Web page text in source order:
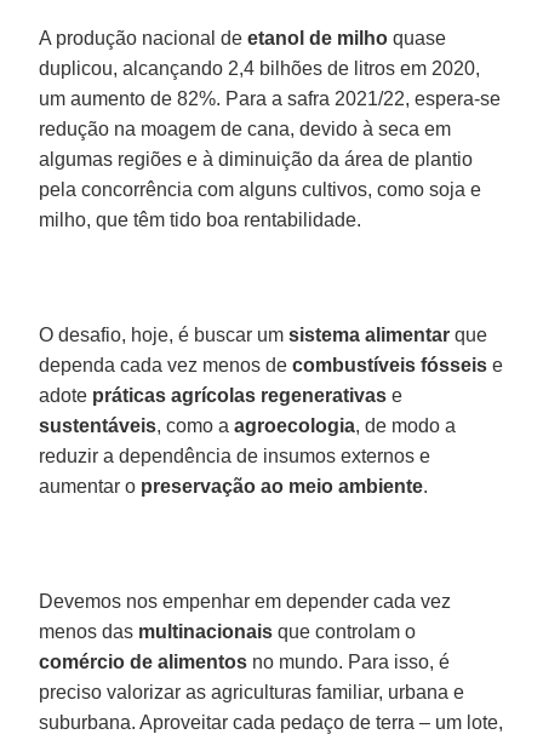
A produção nacional deetanol de milho quase
duplicou, alcançando 2,4 bilhões de litros em 2020,
um aumento de 82%. Para a safra 2021/22, espera-se
redução na moagem de cana, devido à seca em
algumas regiões e à diminuição da área de plantio
pela concorrência com alguns cultivos, como soja e
milho, que têm tido boa rentabilidade.
O desafio, hoje, é buscar umsistema alimentar que
dependa cada vez menos decombustíveis fósseis e
adote práticas agrícolas regenerativas e
sustentáveis, como aagroecologia, de modo a
reduzir a dependência de insumos externos e
aumentar o preservação ao meio ambiente.
Devemos nos empenhar em depender cada vez
menos das multinacionais que controlam o
comércio de alimentos no mundo. Para isso, é
preciso valorizar as agriculturas familiar, urbana e
suburbana. Aproveitar cada pedaço de terra – um lote,